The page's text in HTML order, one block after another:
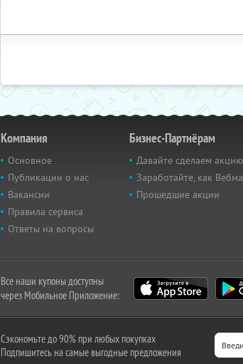
Компания
Основное
Публикации о нас
Вакансии
Правила сервиса
Ответы на вопросы
Бизнес-Партнёрам
Давайте сделаем
Заработайте, как
Прошедшие акции
Все наши купоны доступны
через Мобильное Приложение:
Сэкономьте до 90% при любых покупках
Подпишитесь на самые выгодные предложения